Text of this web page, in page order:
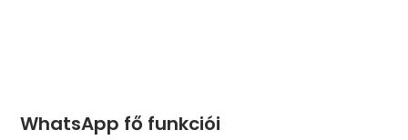
WhatsApp fő funkciói